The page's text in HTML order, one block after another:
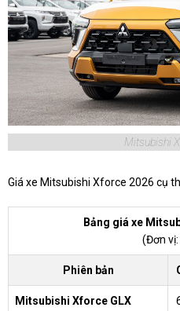
Mitsubishi
Giá xe Mitsubishi Xforce 2026 cụ
Bảng giá xe
(Đơn vị:
Phiên bản
Mitsubishi Xforce GLX